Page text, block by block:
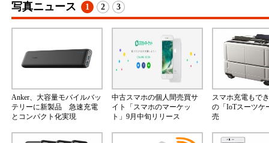
写真ニュース 1 2 3
Anker、大容量モバイルバッ
テリーに新製品 急速充電
とコンパクト化実現
中古スマホの個人間売買サ
イト「スマホのマーケッ
ト」9月中旬リリース
スマホ充電もで
の「IoTスーツケ
売